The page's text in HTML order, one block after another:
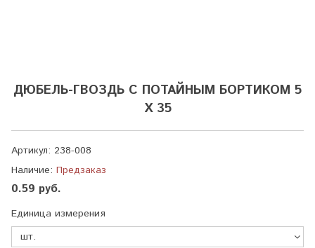
ДЮБЕЛЬ-ГВОЗДЬ С ПОТАЙНЫМ БОРТИКОМ 5
Х 35
Артикул: 238-008
Наличие: Предзаказ
0.59 руб.
Единица измерения